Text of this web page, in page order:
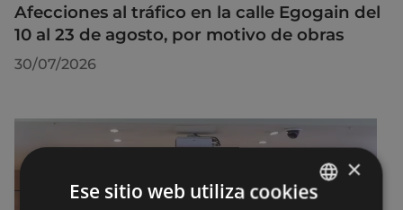
Afecciones al tráfico en la calle Egogain del
10 al 23 de agosto, por motivo de obras
30/07/2026
×
Ese sitio web utiliza cookies